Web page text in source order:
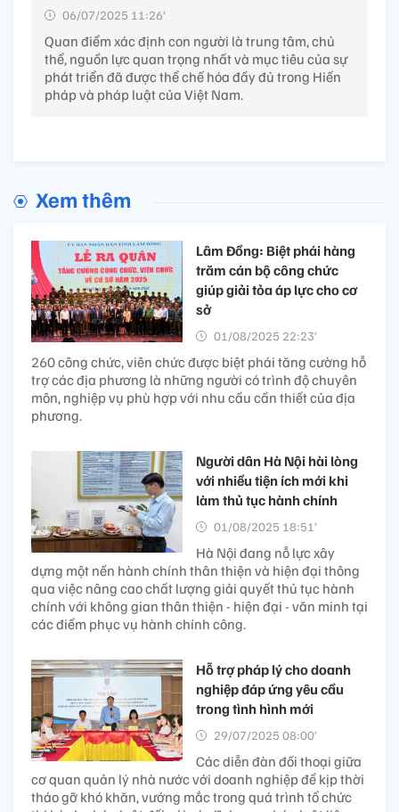
06/07/2025 11:26’
Quan điểm xác định con người là trung tâm, chủ
thể, nguồn lực quan trọng nhất và mục tiêu của sự
phát triển đã được thể chế hóa đầy đủ trong Hiến
pháp và pháp luật của Việt Nam.
Xem thêm
Lâm Đồng: Biệt phái hàng
trăm cán bộ công chức
giúp giải tỏa áp lực cho cơ
sở
01/08/2025 22:23’
260 công chức, viên chức được biệt phái tăng cường hỗ
trợ các địa phương là những người có trình độ chuyên
môn, nghiệp vụ phù hợp với nhu cầu cần thiết của địa
phương.
Người dân Hà Nội hài lòng
với nhiều tiện ích mới khi
làm thủ tục hành chính
01/08/2025 18:51’
Hà Nội đang nỗ lực xây
dựng một nền hành chính thân thiện và hiện đại thông
qua việc nâng cao chất lượng giải quyết thủ tục hành
chính với không gian thân thiện - hiện đại - văn minh tại
các điểm phục vụ hành chính công.
Hỗ trợ pháp lý cho doanh
nghiệp đáp ứng yêu cầu
trong tình hình mới
29/07/2025 08:00’
Các diễn đàn đối thoại giữa
cơ quan quản lý nhà nước với doanh nghiệp để kịp thời
tháo gỡ khó khăn, vướng mắc trong quá trình tổ chức